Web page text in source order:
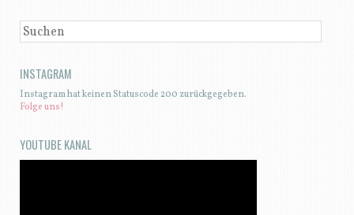
SUCHEN
INSTAGRAM
Instagram hat keinen Statuscode 200 zurückgegeben.
Folge uns!
YOUTUBE KANAL